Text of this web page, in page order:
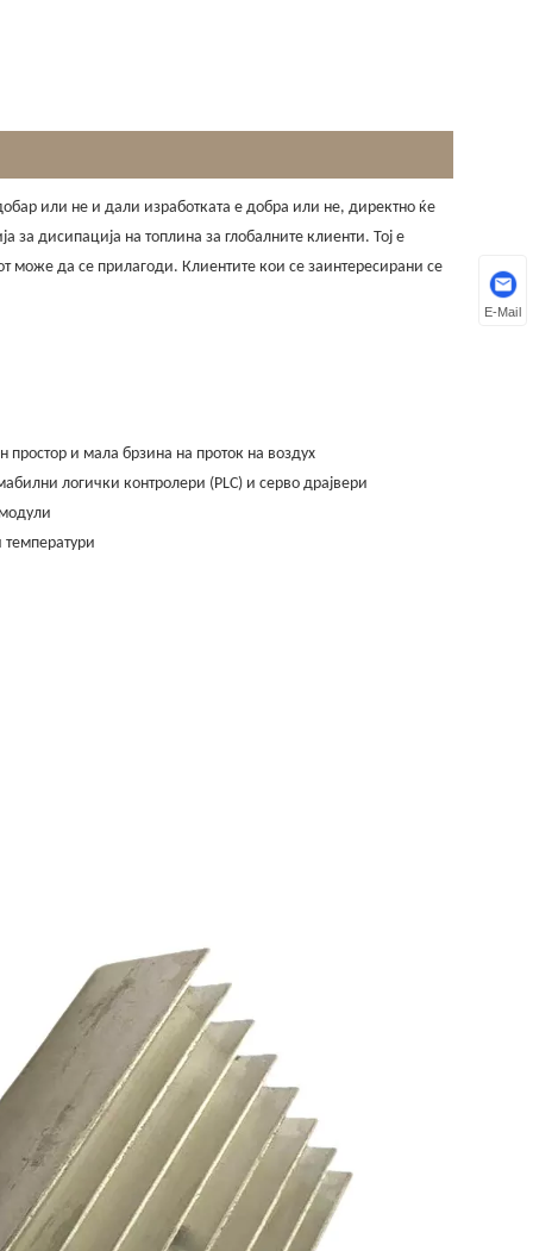
или не и дали изработката е добра или не, директно ќе
дисипација на топлина за глобалните клиенти. Тој е
може да се прилагоди. Клиентите кои се заинтересирани се
и мала брзина на проток на воздух
логички контролери (PLC) и серво драјвери
E-Mail